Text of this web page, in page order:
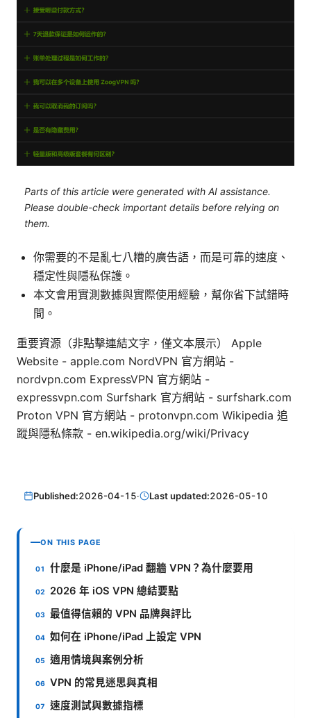
Parts of this article were generated with AI assistance.
Please double-check important details before relying on
them.
你需要的不是亂七八糟的廣告語，而是可靠的速度、
穩定性與隱私保護。
本文會用實測數據與實際使用經驗，幫你省下試錯時
間。
重要資源（非點擊連結文字，僅文本展示） Apple
Website - apple.com NordVPN 官方網站 -
nordvpn.com ExpressVPN 官方網站 -
expressvpn.com Surfshark 官方網站 - surfshark.com
Proton VPN 官方網站 - protonvpn.com Wikipedia 追
蹤與隱私條款 - en.wikipedia.org/wiki/Privacy
Published:2026-04-15· Last updated:2026-05-10
ON THIS PAGE
什麼是 iPhone/iPad 翻牆 VPN？為什麼要用
2026 年 iOS VPN 總結要點
最值得信賴的 VPN 品牌與評比
如何在 iPhone/iPad 上設定 VPN
適用情境與案例分析
VPN 的常見迷思與真相
速度測試與數據指標